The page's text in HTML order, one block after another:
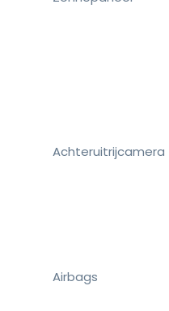
Achteruitrijcamera
Airbags